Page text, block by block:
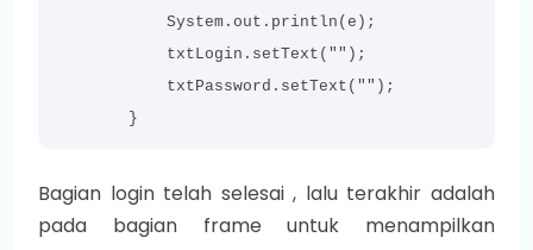
System.out.println(e);
txtLogin.setText("");
txtPassword.setText("");
}
Bagian login telah selesai , lalu terakhir adalah
pada bagian frame untuk menampilkan